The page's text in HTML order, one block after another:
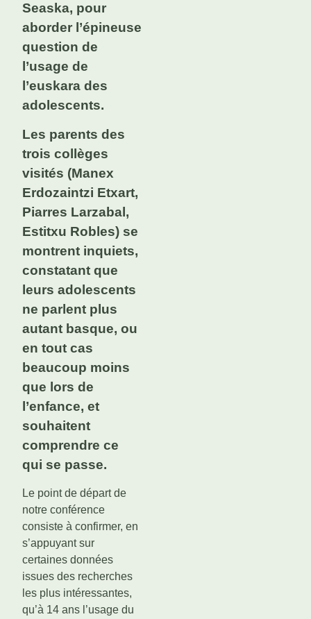
Seaska, pour
aborder l’épineuse
question de
l’usage de
l’euskara des
adolescents.
Les parents des
trois collèges
visités (Manex
Erdozaintzi Etxart,
Piarres Larzabal,
Estitxu Robles) se
montrent inquiets,
constatant que
leurs adolescents
ne parlent plus
autant basque, ou
en tout cas
beaucoup moins
que lors de
l’enfance, et
souhaitent
comprendre ce
qui se passe.
Le point de départ de
notre conférence
consiste à confirmer, en
s’appuyant sur
certaines données
issues des recherches
les plus intéressantes,
qu’à 14 ans l’usage du